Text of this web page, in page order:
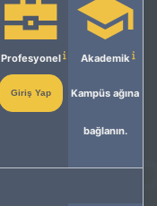
Profesyonel
Giriş Yap
Akademik
Kampüs ağına
bağlanın.